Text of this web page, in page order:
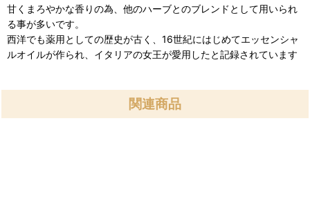
甘くまろやかな香りの為、他のハーブとのブレンドとして用いられ
る事が多いです。
西洋でも薬用としての歴史が古く、16世紀にはじめてエッセンシャ
ルオイルが作られ、イタリアの女王が愛用したと記録されています
関連商品